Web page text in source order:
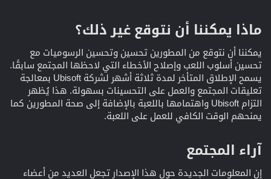
ماذا يمكننا أن نتوقع غير ذلك؟​
يمكننا أن نتوقع من المطورين تحسين وتحسين الرسوميات مع
تحسين أسلوب اللعب وإصلاح الأخطاء التي لاحظها المجتمع سابقًا.
يسمح الإطلاق المتأخر لمدة ثلاثة أشهر لشركة Ubisoft بمعالجة
تعليقات المجتمع والعمل على التحسينات بسهولة. هذا يُظهر
التزام Ubisoft واهتمامها باللعبة بالإضافة إلى صحة المطورين كما
يمنحهم الوقت الكافي للعمل على اللعبة.
آراء المجتمع​
إن المعلومات الجديدة حول هذا الإصدار تجعل العديد من أعضاء